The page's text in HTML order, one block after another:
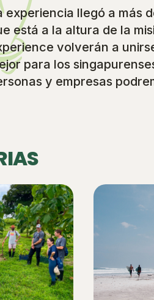
experiencia llegó a más
está a la altura de la
volverán a
para los
y empresas